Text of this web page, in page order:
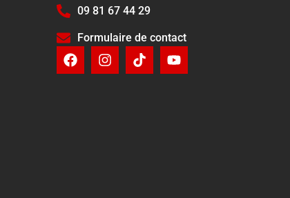
09 81 67 44 29
Formulaire de contact